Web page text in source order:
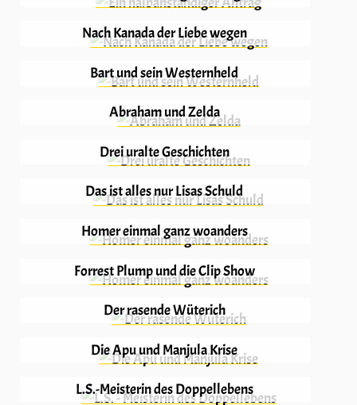
Nach Kanada der Liebe wegen
Bart und sein Westernheld
Abraham und Zelda
Drei uralte Geschichten
Das ist alles nur Lisas Schuld
Homer einmal ganz woanders
Forrest Plump und die Clip Show
Der rasende Wüterich
Die Apu und Manjula Krise
L.S.-Meisterin des Doppellebens